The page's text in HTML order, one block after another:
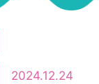
2024.12.24